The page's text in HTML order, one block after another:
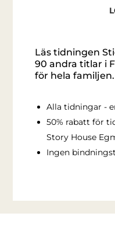
Läs tidningen
90 andra titlar i
för hela familjen.
Alla tidningar -
50% rabatt för
Story House
Ingen